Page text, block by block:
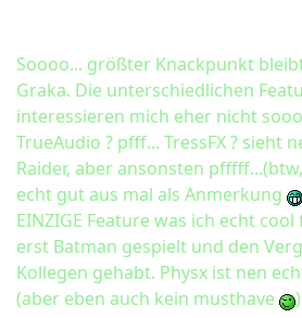
Soooo... größter Knackpunkt
Graka. Die unterschiedlichen
interessieren mich eher nicht
TrueAudio ? pfff... TressFX ? sieht
Raider, aber ansonsten
echt gut aus mal als Anmerkung
EINZIGE Feature was ich echt
erst Batman gespielt und den
Kollegen gehabt. Physx ist nen
(aber eben auch kein musthave